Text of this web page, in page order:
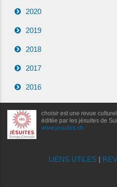
2020
2019
2018
2017
2016
choisirest une revue
éditée par les jésuites de
www.jesuites.ch
LIENS UTILES|